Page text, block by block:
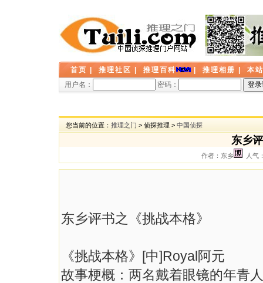
首页 推理社区 推理百科 推理相册
本
用户名：
密码：
您当前的位置： 推理之门 > 侦探推理 > 中国侦探
东乡
作者：东乡 人气
东乡评书之《挑战本格》
《挑战本格》[中]Royal阿元
故事梗概：两名戴着眼镜的年青